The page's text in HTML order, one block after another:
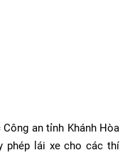
an tỉnh Khánh Hòa
phép lái xe cho các thí